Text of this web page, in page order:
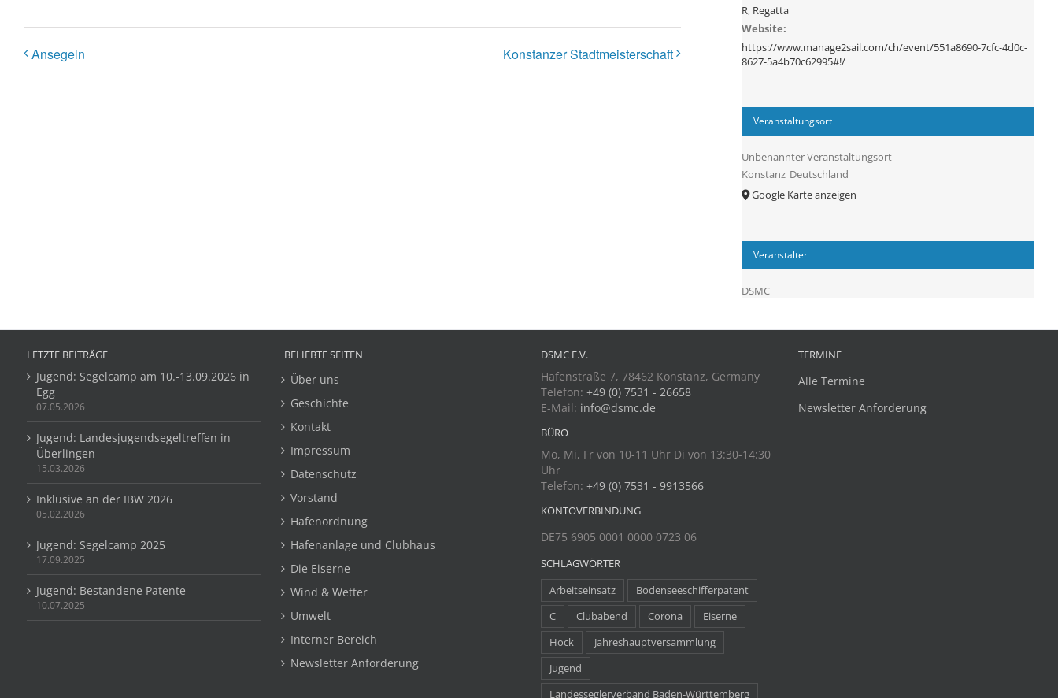
Ansegeln Konstanzer Stadtmeisterschaft
R, Regatta
Website:
https://www.manage2sail.com/ch/event/551a8690-7cfc-4d0c-
8627-5a4b70c62995#!/
Veranstaltungsort
Unbenannter Veranstaltungsort
Konstanz Deutschland
Google Karte anzeigen
Veranstalter
DSMC
LETZTE BEITRÄGE
Jugend: Segelcamp am 10.-13.09.2026 in
Egg
07.05.2026
Jugend: Landesjugendsegeltreffen in
Überlingen
15.03.2026
Inklusive an der IBW 2026
05.02.2026
Jugend: Segelcamp 2025
17.09.2025
Jugend: Bestandene Patente
10.07.2025
BELIEBTE SEITEN
Über uns
Geschichte
Kontakt
Impressum
Datenschutz
Vorstand
Hafenordnung
Hafenanlage und Clubhaus
Die Eiserne
Wind & Wetter
Umwelt
Interner Bereich
Newsletter Anforderung
DSMC E.V.
Hafenstraße 7, 78462 Konstanz, Germany
Telefon: +49 (0) 7531 - 26658
E-Mail: info@dsmc.de
BÜRO
Mo, Mi, Fr von 10-11 Uhr Di von 13:30-14:30
Uhr
Telefon: +49 (0) 7531 - 9913566
KONTOVERBINDUNG
DE75 6905 0001 0000 0723 06
SCHLAGWÖRTER
Arbeitseinsatz
Bodenseeschifferpatent
C
Clubabend Corona
Eiserne
Hock
Jahreshauptversammlung
Jugend
Landesseglerverband Baden-Württemberg
TERMINE
Alle Termine
Newsletter Anforderung